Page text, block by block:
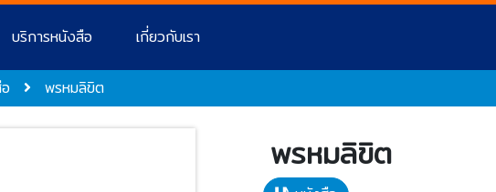
บริการหนังสือ เกี่ยวกับเรา
พรหมลิขิต
พรหมลิขิต